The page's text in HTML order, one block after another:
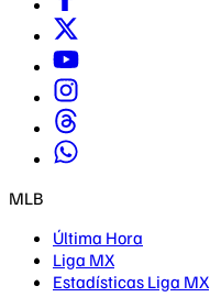
MLB
Última Hora
Liga MX
Estadísticas Liga MX